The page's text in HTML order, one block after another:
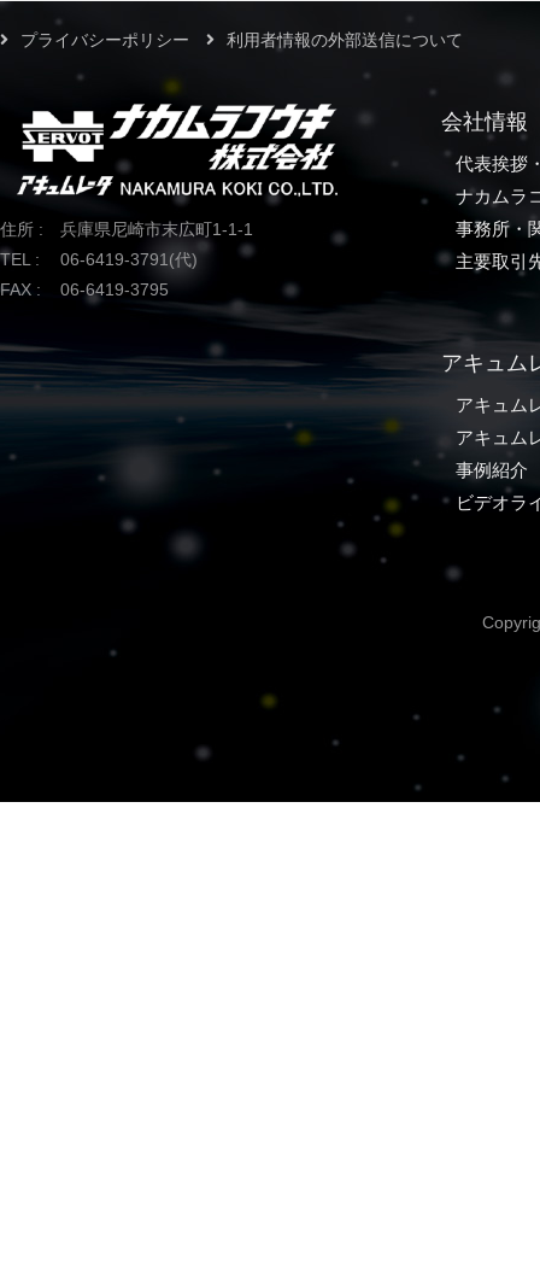
プライバシーポリシー 利用者情報の外部送信について
住所 :
兵庫県尼崎市末広町1-1-1
TEL :
06-6419-3791(代)
FAX :
06-6419-3795
会社情報
代表挨拶
ナカムラ
事務所・
主要取引
アキュム
アキュム
アキュム
事例紹介
ビデオラ